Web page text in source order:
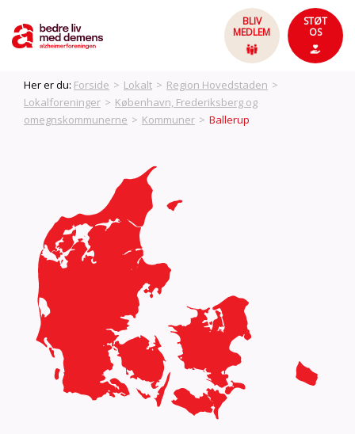
BLIV
MEDLEM
STØT
OS
Her er du: Forside > Lokalt > Region Hovedstaden >
Lokalforeninger > København, Frederiksberg og
omegnskommunerne > Kommuner > Ballerup